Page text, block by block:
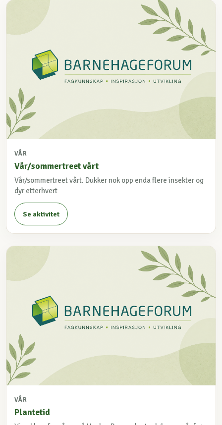
VÅR
Vår/sommertreet vårt
Vår/sommertreet vårt. Dukker nok opp enda flere insekter og
dyr etterhvert
Se aktivitet
VÅR
Plantetid